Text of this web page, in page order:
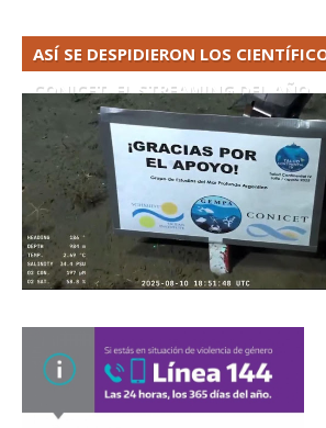
ASÍ SE DESPIDIERON LOS
CONICET. EL STREAMING DEL AÑO